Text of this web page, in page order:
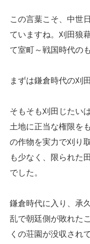
この言葉こそ、中世
ていますね。刈田狼
て室町～戦国時代の
まずは鎌倉時代の刈
そもそも刈田じたい
土地に正当な権限を
の作物を実力で刈り
も少なく、限られた
でした。
鎌倉時代に入り、承
乱で朝廷側が敗れた
くの荘園が没収され